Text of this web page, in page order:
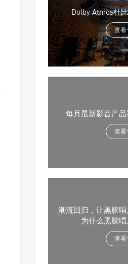
Dolby Atmos杜
查看
每月最新影音产品
查看
潮流回归，让黑胶
为什么黑胶
查看